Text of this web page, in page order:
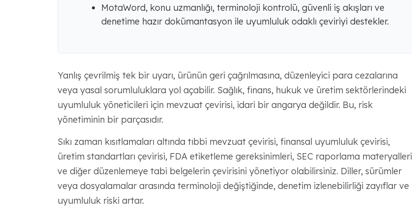
MotaWord, konu uzmanlığı, terminoloji kontrolü, güvenli iş akışları ve
denetime hazır dokümantasyon ile uyumluluk odaklı çeviriyi destekler.
Yanlış çevrilmiş tek bir uyarı, ürünün geri çağrılmasına, düzenleyici para cezalarına
veya yasal sorumluluklara yol açabilir. Sağlık, finans, hukuk ve üretim sektörlerindeki
uyumluluk yöneticileri için mevzuat çevirisi, idari bir angarya değildir. Bu, risk
yönetiminin bir parçasıdır.
Sıkı zaman kısıtlamaları altında tıbbi mevzuat çevirisi, finansal uyumluluk çevirisi,
üretim standartları çevirisi, FDA etiketleme gereksinimleri, SEC raporlama materyalleri
ve diğer düzenlemeye tabi belgelerin çevirisini yönetiyor olabilirsiniz. Diller, sürümler
veya dosyalamalar arasında terminoloji değiştiğinde, denetim izlenebilirliği zayıflar ve
uyumluluk riski artar.